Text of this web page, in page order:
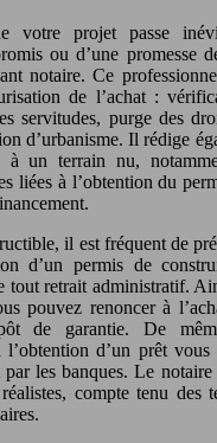
votre projet passe
ou d’une promesse
notaire. Ce
de l’achat :
servitudes, purge des
d’urbanisme. Il rédige
à un terrain nu,
liées à l’obtention du
il est fréquent de
d’un permis de
tout retrait administratif.
pouvez renoncer à
de garantie. De
l’obtention d’un prêt
les banques. Le
compte tenu des